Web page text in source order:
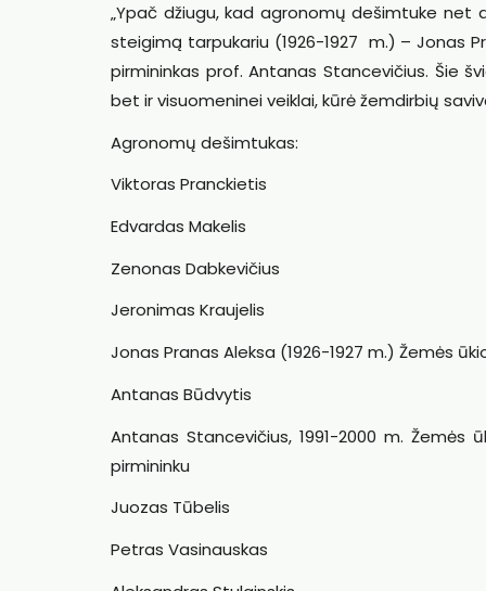
„Ypač džiugu, kad agronomų dešimtuke net
steigimą tarpukariu (1926-1927 m.) – Jonas
pirmininkas prof. Antanas Stancevičius. Šie
bet ir visuomeninei veiklai, kūrė žemdirbių
Agronomų dešimtukas:
Viktoras Pranckietis
Edvardas Makelis
Zenonas Dabkevičius
Jeronimas Kraujelis
Jonas Pranas Aleksa (1926-1927 m.) Žemės
Antanas Būdvytis
Antanas Stancevičius, 1991-2000 m. Žemės
pirmininku
Juozas Tūbelis
Petras Vasinauskas